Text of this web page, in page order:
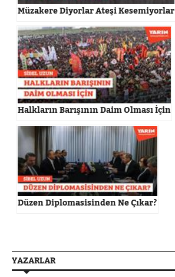
Müzakere Diyorlar Ateşi Kesemiyorlar
Halkların Barışının Daim Olması İçin
Düzen Diplomasisinden Ne Çıkar?
YAZARLAR